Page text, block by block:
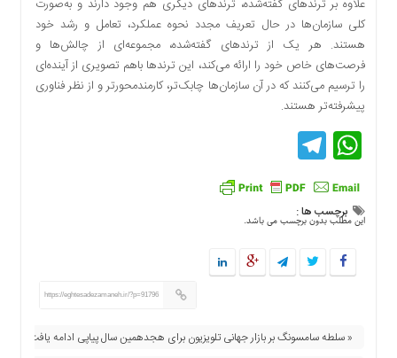
علاوه بر ترندهای گفته‌شده، ترندهای دیگری هم وجود دارند و به‌صورت
کلی سازمان‌ها در حال تعریف مجدد نحوه عملکرد، تعامل و رشد خود
هستند. هر یک از ترندهای گفته‌شده، مجموعه‌ای از چالش‌ها و
فرصت‌های خاص خود را ارائه می‌کند، این ترندها باهم تصویری از آینده‌ای
را ترسیم می‌کنند که در آن سازمان‌ها چابک‌تر، کارمندمحورتر و از نظر فناوری
پیشرفته‌تر هستند.
WhatsApp
Telegram
برچسب ها :
این مطلب بدون برچسب می باشد.
https://eghtesadezamaneh.ir/?p=91796
« سلطه سامسونگ بر بازار جهانی تلویزیون برای هجدهمین سال پیاپی ادامه یافت